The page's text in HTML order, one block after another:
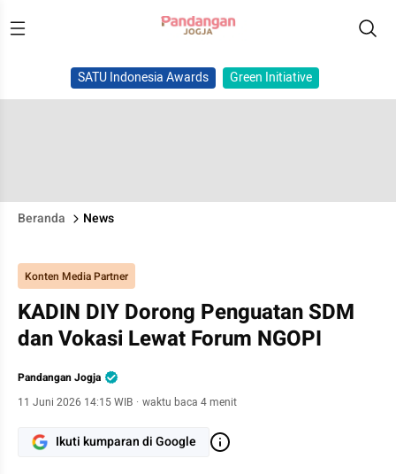
SATU Indonesia Awards Green Initiative
Beranda News
Konten Media Partner
KADIN DIY Dorong Penguatan SDM
dan Vokasi Lewat Forum NGOPI
Pandangan Jogja
11 Juni 2026 14:15 WIB · waktu baca 4 menit
Ikuti kumparan di Google